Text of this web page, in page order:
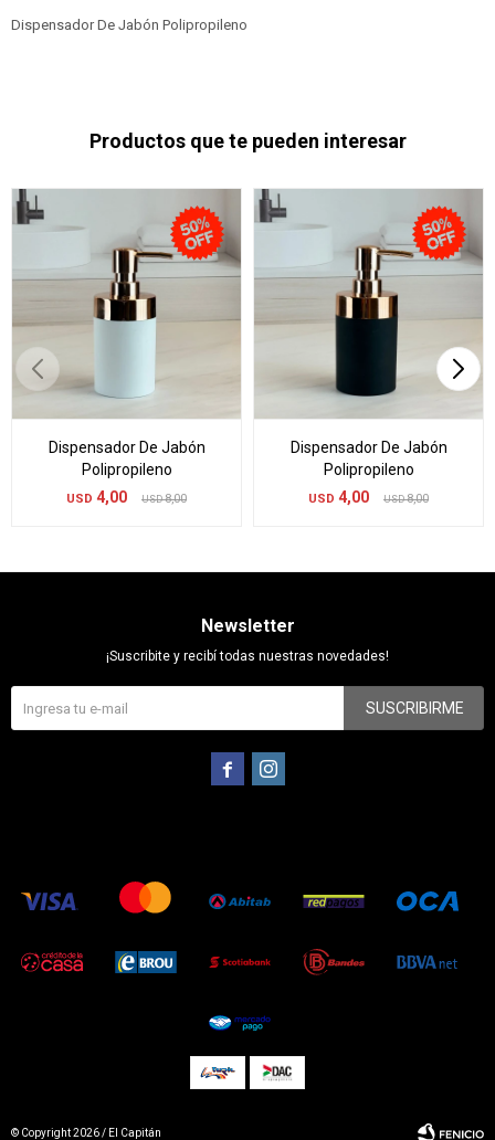
Dispensador De Jabón Polipropileno
Productos que te pueden interesar
Dispensador De Jabón
Polipropileno
USD 4,00 USD 8,00
Dispensador De Jabón
Polipropileno
USD 4,00 USD 8,00
Newsletter
¡Suscribite y recibí todas nuestras novedades!
SUSCRIBIRME
 
© Copyright 2026 / El Capitán